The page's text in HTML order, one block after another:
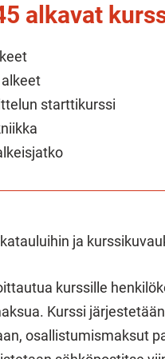
alkavat
starttikurssi
ja
kurssille
Kurssi
osallistumismaksut